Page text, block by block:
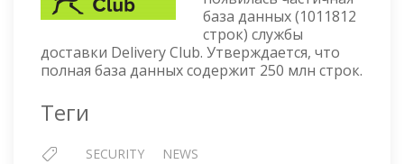
БАЗЫ
база данных (1011812
строк) службы
доставки Delivery Club. Утверждается, что
полная база данных содержит 250 млн строк.
Теги
SECURITY NEWS